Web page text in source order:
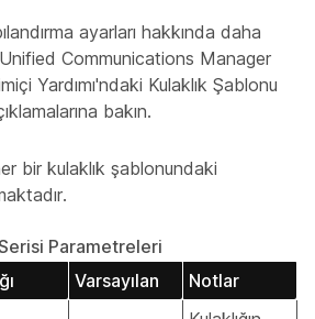
ayarları hakkında daha
Communications Manager
Yardımı'ndaki Kulaklık Şablonu
bakın.
bir kulaklık şablonundaki
Parametreleri
Varsayılan Notlar